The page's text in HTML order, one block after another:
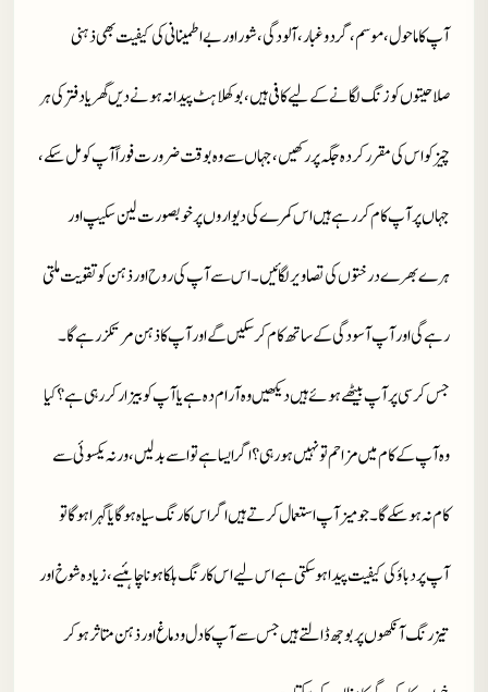
آپ کا ماحول ، موسم ، گردوغبار ، آلودگی ، شور اور بے اطمینانی کی کیفیت بھی ذہنی
صلاحیتوں کو زنگ لگانے کے لیے کافی ہیں ، بوکھلاہٹ پیدا نہ ہونے دیں گھر یا دفتر کی ہر
چیز کو اس کی مقرر کردہ جگہ پر رکھیں ، جہاں سے وہ بوقت ضرورت فوراً آپ کو مل سکے ،
جہاں پر آپ کام کر رہے ہیں اس کمرے کی دیواروں پر خوبصورت لین سکیپ اور
ہرے بھرے درختوں کی تصاویر لگائیں ۔ اس سے آپ کی روح اور ذہن کو تقویت ملتی
رہے گی اور آپ آسودگی کے ساتھ کام کر سکیں گے اور آپ کا ذہن مرتکز رہے گا ۔
جس کرسی پر آپ بیٹھے ہوئے ہیں دیکھیں وہ آرام دہ ہے یا آپ کو بیزار کر رہی ہے ؟ کیا
وہ آپ کے کام میں مزاحم تو نہیں ہو رہی ؟ اگر ایسا ہے تو اسے بدلیں ، ورنہ یکسوئی سے
کام نہ ہو سکے گا ۔ جو میز آپ استعمال کرتے ہیں اگر اس کا رنگ سیاہ ہو گا یا گہرا ہو گا تو
آپ پر دباؤ کی کیفیت پیدا ہو سکتی ہے اس لیے اس کا رنگ ہلکا ہونا چاہئیے ، زیادہ شوخ اور
تیز رنگ آنکھوں پر بوجھ ڈالتے ہیں جس سے آپ کا دل و دماغ اور ذہن متاثر ہو کر